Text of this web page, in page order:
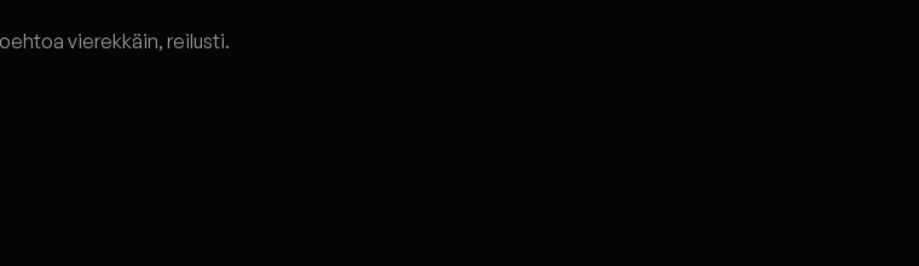
vierekkäin, reilusti.